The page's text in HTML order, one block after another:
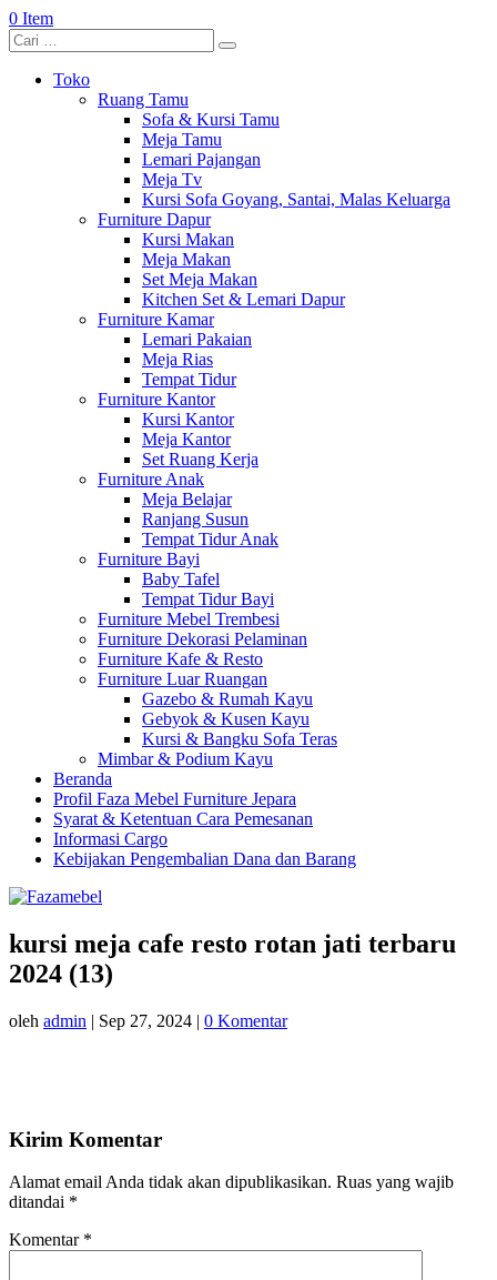
0 Item
Toko
Ruang Tamu
Sofa & Kursi Tamu
Meja Tamu
Lemari Pajangan
Meja Tv
Kursi Sofa Goyang, Santai, Malas Keluarga
Furniture Dapur
Kursi Makan
Meja Makan
Set Meja Makan
Kitchen Set & Lemari Dapur
Furniture Kamar
Lemari Pakaian
Meja Rias
Tempat Tidur
Furniture Kantor
Kursi Kantor
Meja Kantor
Set Ruang Kerja
Furniture Anak
Meja Belajar
Ranjang Susun
Tempat Tidur Anak
Furniture Bayi
Baby Tafel
Tempat Tidur Bayi
Furniture Mebel Trembesi
Furniture Dekorasi Pelaminan
Furniture Kafe & Resto
Furniture Luar Ruangan
Gazebo & Rumah Kayu
Gebyok & Kusen Kayu
Kursi & Bangku Sofa Teras
Mimbar & Podium Kayu
Beranda
Profil Faza Mebel Furniture Jepara
Syarat & Ketentuan Cara Pemesanan
Informasi Cargo
Kebijakan Pengembalian Dana dan Barang
kursi meja cafe resto rotan jati terbaru
2024 (13)
oleh admin | Sep 27, 2024 | 0 Komentar
Kirim Komentar
Alamat email Anda tidak akan dipublikasikan. Ruas yang wajib
ditandai *
Komentar *